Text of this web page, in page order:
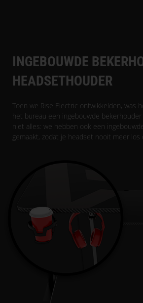
INGEBOUWDE
HEADSETHOUDER
Toen we Rise Electric ontwikkelden, was
het bureau een ingebouwde
niet alles: we hebben ook een
gemaakt, zodat je headset nooit meer los